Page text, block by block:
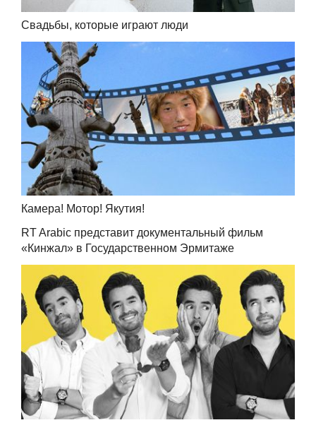
Свадьбы, которые играют люди
Камера! Мотор! Якутия!
RT Arabic представит документальный фильм
«Кинжал» в Государственном Эрмитаже